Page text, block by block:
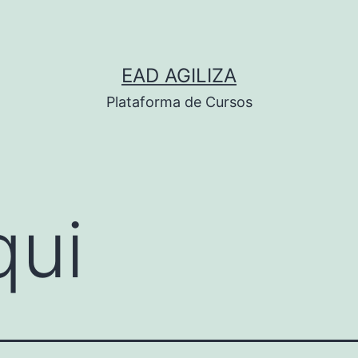
EAD AGILIZA
Plataforma de Cursos